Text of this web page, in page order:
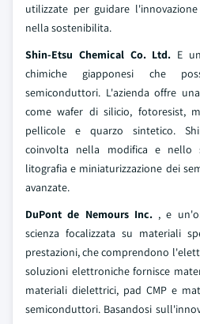
utilizzate per guidare
nella sostenibilita.
Shin-Etsu Chemical Co. Ltd. E
chimiche giapponesi che
semiconduttori. L'azienda offre
come wafer di silicio, fotoresist,
pellicole e quarzo sintetico.
coinvolta nella modifica e nello
litografia e miniaturizzazione dei
avanzate.
DuPont de Nemours Inc., e
scienza focalizzata su materiali
prestazioni, che comprendono
soluzioni elettroniche fornisce
materiali dielettrici, pad CMP e
semiconduttori. Basandosi